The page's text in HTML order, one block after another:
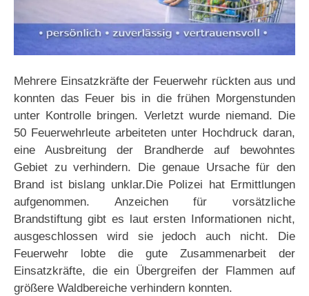
Mehrere Einsatzkräfte der Feuerwehr rückten aus und
konnten das Feuer bis in die frühen Morgenstunden
unter Kontrolle bringen. Verletzt wurde niemand. Die
50 Feuerwehrleute arbeiteten unter Hochdruck daran,
eine Ausbreitung der Brandherde auf bewohntes
Gebiet zu verhindern. Die genaue Ursache für den
Brand ist bislang unklar.Die Polizei hat Ermittlungen
aufgenommen. Anzeichen für vorsätzliche
Brandstiftung gibt es laut ersten Informationen nicht,
ausgeschlossen wird sie jedoch auch nicht. Die
Feuerwehr lobte die gute Zusammenarbeit der
Einsatzkräfte, die ein Übergreifen der Flammen auf
größere Waldbereiche verhindern konnten.